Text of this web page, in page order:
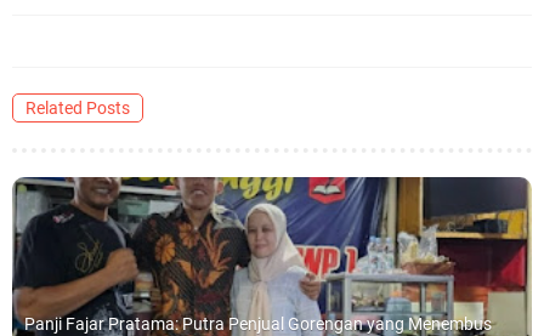
Related Posts
Panji Fajar Pratama: Putra Penjual Gorengan yang Menembus